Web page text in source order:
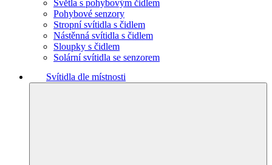
Světla s pohybovým čidlem
Pohybové senzory
Stropní svítidla s čidlem
Nástěnná svítidla s čidlem
Sloupky s čidlem
Solární svítidla se senzorem
Svítidla dle místnosti